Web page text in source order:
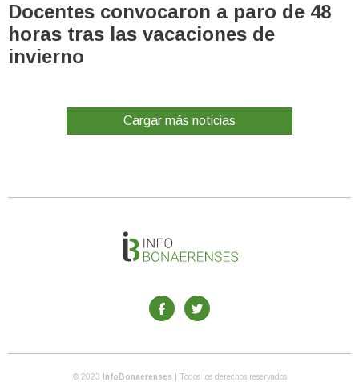
Docentes convocaron a paro de 48
horas tras las vacaciones de
invierno
Cargar más noticias
© 2023 InfoBonaerenses | Todos los derechos reservados